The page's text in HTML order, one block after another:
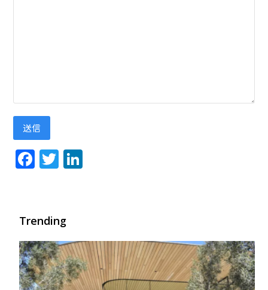
Facebook
Twitter
Trending